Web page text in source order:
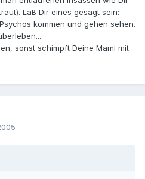
Laß Dir eines gesagt sein:
kommen und gehen sehen.
sonst schimpft Deine Mami mit